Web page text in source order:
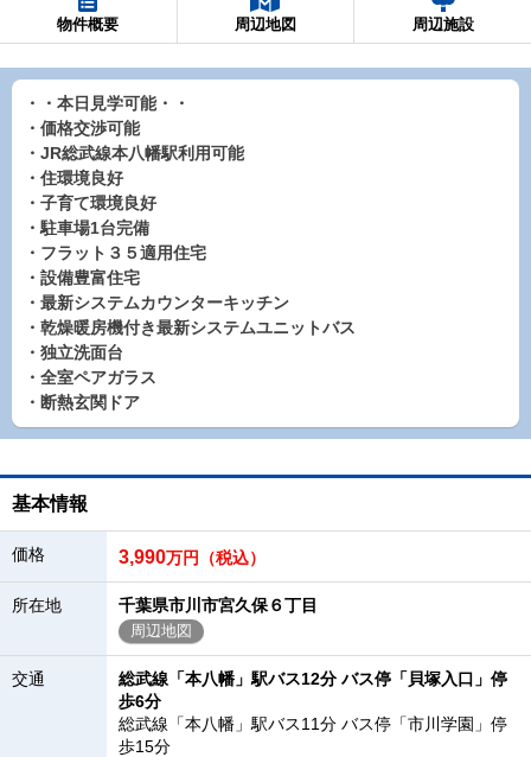
物件概要 周辺地図 周辺施設
・・本日見学可能・・
・価格交渉可能
・JR総武線本八幡駅利用可能
・住環境良好
・子育て環境良好
・駐車場1台完備
・フラット３５適用住宅
・設備豊富住宅
・最新システムカウンターキッチン
・乾燥暖房機付き最新システムユニットバス
・独立洗面台
・全室ペアガラス
・断熱玄関ドア
基本情報
価格 3,990万円（税込）
所在地 千葉県市川市宮久保６丁目
周辺地図
交通
総武線「本八幡」駅バス12分 バス停「貝塚入口」停
歩6分
総武線「本八幡」駅バス11分 バス停「市川学園」停
歩15分